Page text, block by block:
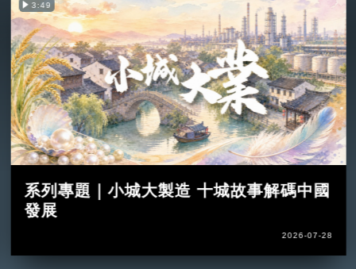
3:49
系列專題｜小城大製造 十城故事解碼中國
發展
2026-07-28